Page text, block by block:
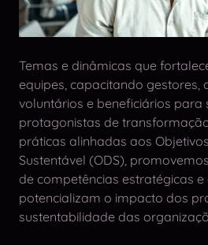
Temas e dinâmicas que
equipes, capacitando gestores,
voluntários e beneficiários para
protagonistas de
práticas alinhadas aos
Sustentável (ODS),
de competências estratégicas
potencializam o impacto dos
sustentabilidade das